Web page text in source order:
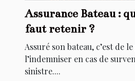
Assurance Bateau :
faut retenir ?
Assuré son bateau, c’est de
l’indemniser en cas de
sinistre....